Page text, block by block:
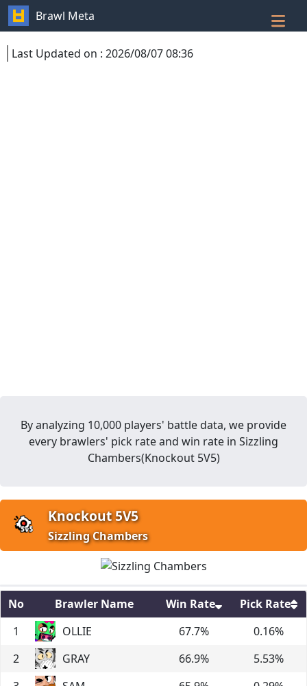
Brawl Meta
Last Updated on : 2026/08/07 08:36
By analyzing 10,000 players' battle data, we provide
every brawlers' pick rate and win rate in Sizzling
Chambers(Knockout 5V5)
Knockout 5V5
Sizzling Chambers
No Brawler Name Win Rate
Pick Rate
1
OLLIE 67.7% 0.16%
2
GRAY 66.9% 5.53%